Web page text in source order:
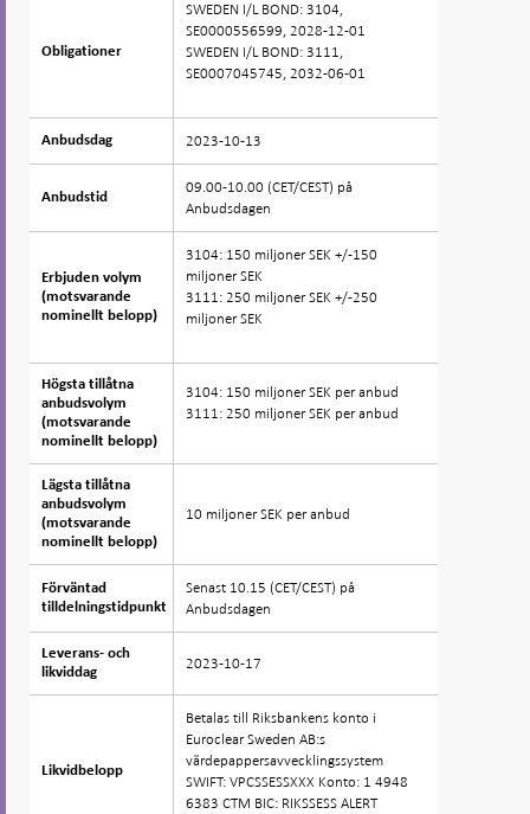
Obligationer
Anbudsdag
Anbudstid
Erbjuden volym
(motsvarande
nominellt belopp)
Högsta tillåtna
anbudsvolym
(motsvarande
nominellt belopp)
Lägsta tillåtna
anbudsvolym
(motsvarande
nominellt belopp)
Förväntad
tilldelningstidpunkt
Leverans- och
likviddag
Likvidbelopp
Obligationer
SWEDEN I/L BOND: 3104,
SE0000556599, 2028-12-01
SWEDEN I/L BOND: 3111,
SE0007045745, 2032-06-01
Anbudsdag 2023-10-13
Anbudstid
09.00-10.00 (CET/CEST) på
Anbudsdagen
Erbjuden volym
(motsvarande
nominellt belopp)
3104: 150 miljoner SEK +/-150
miljoner SEK
3111: 250 miljoner SEK +/-250
miljoner SEK
Högsta tillåtna
anbudsvolym
(motsvarande
nominellt belopp)
3104: 150 miljoner SEK per anbud
3111: 250 miljoner SEK per anbud
Lägsta tillåtna
anbudsvolym
(motsvarande
nominellt belopp)
10 miljoner SEK per anbud
Förväntad
tilldelningstidpunkt
Senast 10.15 (CET/CEST) på
Anbudsdagen
Leverans- och
likviddag
2023-10-17
Likvidbelopp
Betalas till Riksbankens konto i
Euroclear Sweden AB:s
värdepappersavvecklingssystem
SWIFT: VPCSSESSXXX Konto: 1 4948
6383 CTM BIC: RIKSSESS ALERT